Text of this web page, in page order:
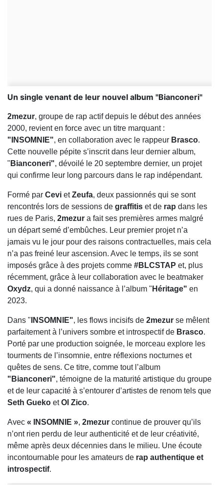
Un single venant de leur nouvel album "Bianconeri"
2mezur, groupe de rap actif depuis le début des années
2000, revient en force avec un titre marquant :
"INSOMNIE", en collaboration avec le rappeur Brasco.
Cette nouvelle pépite s’inscrit dans leur dernier album,
" Bianconeri", dévoilé le 20 septembre dernier, un projet
qui confirme leur long parcours dans le rap indépendant.
Formé par Cevi etZeufa, deux passionnés qui se sont
rencontrés lors de sessions de graffitis et de rap dans les
rues de Paris, 2mezur a fait ses premières armes malgré
un départ semé d’embûches. Leur premier projet n’a
jamais vu le jour pour des raisons contractuelles, mais cela
n’a pas freiné leur ascension. Avec le temps, ils se sont
imposés grâce à des projets comme #BLCSTAP et, plus
récemment, grâce à leur collaboration avec le beatmaker
Oxydz, qui a donné naissance à l’album " Héritage" en
2023.
Dans " INSOMNIE", les flows incisifs de 2mezur se mêlent
parfaitement à l’univers sombre et introspectif de Brasco.
Porté par une production soignée, le morceau explore les
tourments de l’insomnie, entre réflexions nocturnes et
quêtes de sens. Ce titre, comme tout l’album
"Bianconeri", témoigne de la maturité artistique du groupe
et de leur capacité à s’entourer d’artistes de renom tels que
Seth Gueko etOl Zico.
Avec « INSOMNIE », 2mezur continue de prouver qu’ils
n’ont rien perdu de leur authenticité et de leur créativité,
même après deux décennies dans le milieu. Une écoute
incontournable pour les amateurs de rap authentique et
introspectif.